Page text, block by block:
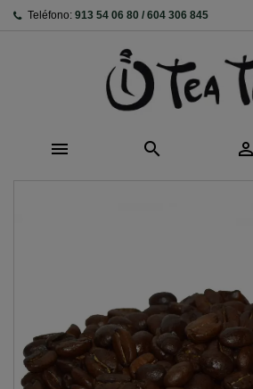
Teléfono: 913 54 06 80 / 604 306 845
  